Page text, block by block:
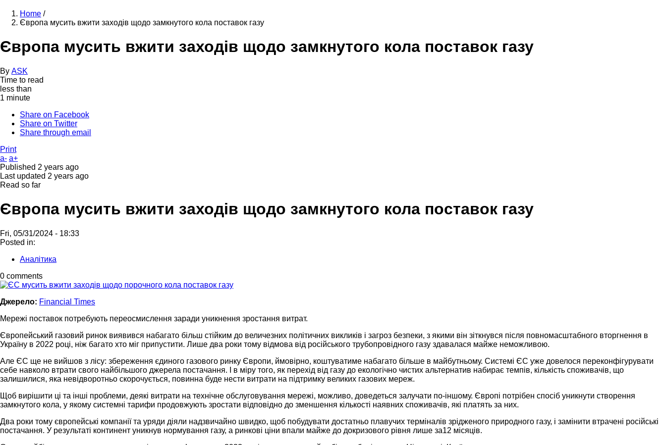
Home /
Європа мусить вжити заходів щодо замкнутого кола поставок газу
Європа мусить вжити заходів щодо замкнутого кола поставок газу
By ASK
Time to read
less than
1 minute
Share on Facebook
Share on Twitter
Share through email
Print
a- a+
Published 2 years ago
Last updated 2 years ago
Read so far
Європа мусить вжити заходів щодо замкнутого кола поставок газу
Fri, 05/31/2024 - 18:33
Posted in:
Аналітика
0 comments
Джерело: Financial Times
Мережі поставок потребують переосмислення заради уникнення зростання витрат.
Європейський газовий ринок виявився набагато більш стійким до величезних політичних викликів і загроз безпеки, з якими він зіткнувся після повномасштабного вторгнення в
Україну в 2022 році, ніж багато хто міг припустити. Лише два роки тому відмова від російського трубопровідного газу здавалася майже неможливою.
Але ЄС ще не вийшов з лісу: збереження єдиного газового ринку Європи, ймовірно, коштуватиме набагато більше в майбутньому. Системі ЄС уже довелося переконфігурувати
себе навколо втрати свого найбільшого джерела постачання. І в міру того, як перехід від газу до екологічно чистих альтернатив набирає темпів, кількість споживачів, що
залишилися, яка невідворотньо скорочується, повинна буде нести витрати на підтримку великих газових мереж.
Щоб вирішити ці та інші проблеми, деякі витрати на технічне обслуговування мережі, можливо, доведеться залучати по-іншому. Європі потрібен спосіб уникнути створення
замкнутого кола, у якому системні тарифи продовжують зростати відповідно до зменшення кількості наявних споживачів, які платять за них.
Два роки тому європейські компанії та уряди діяли надзвичайно швидко, щоб побудувати достатньо плавучих терміналів зрідженого природного газу, і замінити втрачені російські
постачання. У результаті континент уникнув нормування газу, а ринкові ціни впали майже до докризового рівня лише за12 місяців.